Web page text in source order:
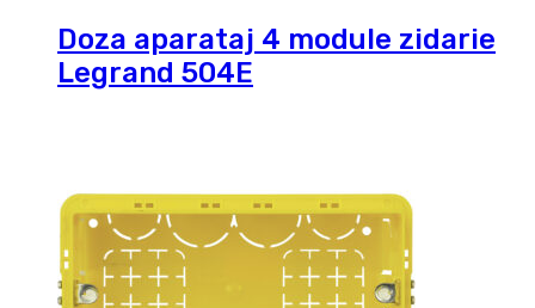
Doza aparataj 4 module zidarie
Legrand 504E